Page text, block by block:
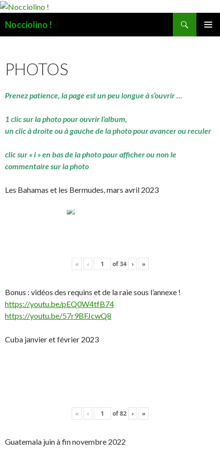
Nocciolino !
PHOTOS
Prenez patience, la page est un peu longue à s’ouvrir …
1 clic sur la photo pour ouvrir l’album,
un clic à droite ou à gauche de la photo pour avancer ou reculer
clic sur « i » en bas de la photo pour afficher ou non le
commentaire sur la photo
Les Bahamas et les Bermudes, mars avril 2023
« ‹ of34 › »
Bonus : vidéos des requins et de la raie sous l’annexe !
https://youtu.be/pEQ0W4tfB74
https://youtu.be/57r9BFJcwQ8
Cuba janvier et février 2023
« ‹ of82 › »
Guatemala juin à fin novembre 2022